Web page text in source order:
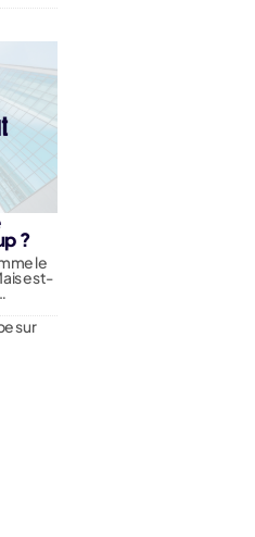
?
le
est-
sur